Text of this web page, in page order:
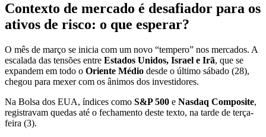
Contexto de mercado é desafiador para os
ativos de risco: o que esperar?
O mês de março se inicia com um novo “tempero” nos mercados. A
escalada das tensões entre Estados Unidos, Israel e Irã, que se
expandem em todo o Oriente Médio desde o último sábado (28),
chegou para mexer com os ânimos dos investidores.
Na Bolsa dos EUA, índices como S&P 500 e Nasdaq Composite,
registravam quedas até o fechamento deste texto, na tarde de terça-
feira (3).